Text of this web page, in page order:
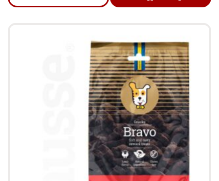
om produkten Hundleksak – Repboll med knuten boll